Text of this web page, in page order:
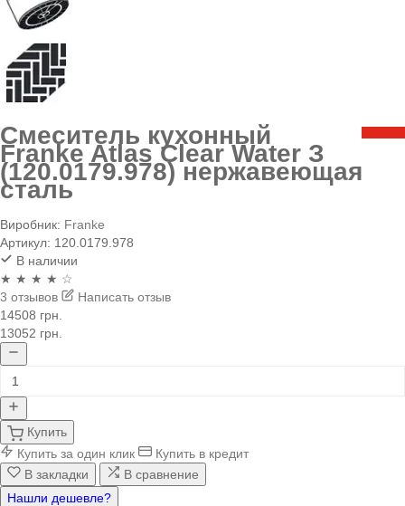
Смеситель кухонный
Franke Atlas Clear Water З
(120.0179.978) нержавеющая
сталь
Виробник: Franke
Артикул: 120.0179.978
В наличии
★ ★ ★ ★ ☆
3 отзывов
Написать отзыв
14508 грн.
13052 грн.
Купить
Купить за один клик
Купить в кредит
В закладки
В сравнение
Нашли дешевле?